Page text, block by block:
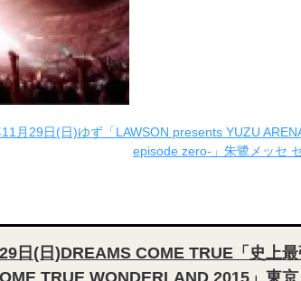
11月29日(日)ゆず「LAWSON presents YUZU
episode zero-」朱鷺メッセ
日(日)DREAMS COME TRUE「史上